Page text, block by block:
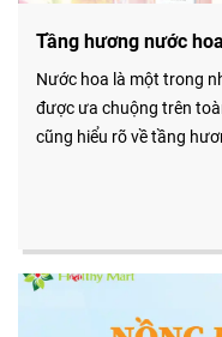
Tầng hương nước
Nước hoa là một trong
được ưa chuộng trên
cũng hiểu rõ về tầng